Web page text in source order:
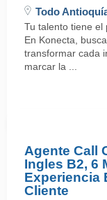
Todo
Tu talento tiene el
En Konecta,
transformar cada
marcar la ...
Agente Call
Ingles B2, 6
Experiencia
Cliente